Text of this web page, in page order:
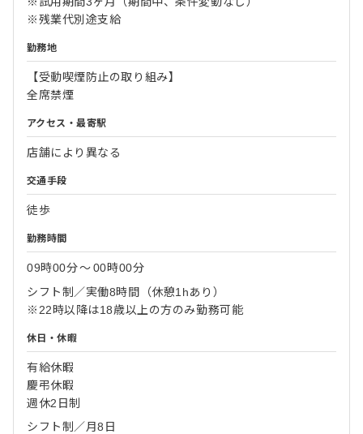
※残業代別途支給
勤務地
【受動喫煙防止の取り組み】
全席禁煙
アクセス・最寄駅
店舗により異なる
交通手段
徒歩
勤務時間
09時00分〜00時00分
シフト制／実働8時間（休憩1hあり）
※22時以降は18歳以上の方のみ勤務可能
休日・休暇
有給休暇
慶弔休暇
週休2日制
シフト制／月8日